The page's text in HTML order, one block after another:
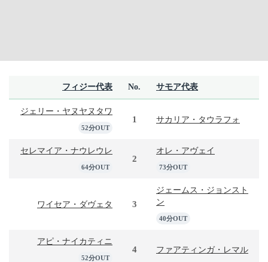
フィジー代表 No. サモア代表
ジェリー・ヤヌヤヌタワ
52分OUT
1 サカリア・タウラフォ
セレマイア・ナウレウレ
64分OUT
2
オレ・アヴェイ
73分OUT
ワイセア・ダヴェタ 3
ジェームス・ジョンスト
ン
40分OUT
アピ・ナイカティニ
52分OUT
4 ファアティンガ・レマル